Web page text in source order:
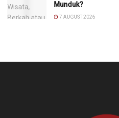
Munduk?
7 AUGUST 2026